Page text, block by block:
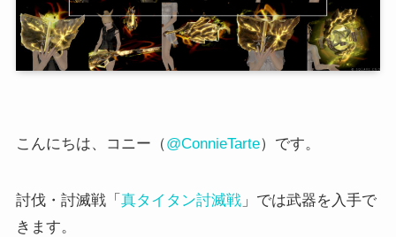
こんにちは、コニー（@ConnieTarte）です。
討伐・討滅戦「 真タイタン討滅戦」では武器を入手で
きます。